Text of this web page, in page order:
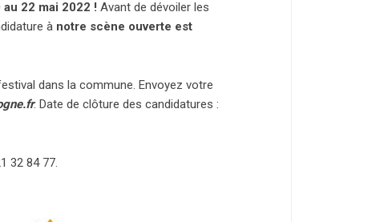
22 mai 2022 ! Avant de dévoiler les
à notre scène ouverte est
dans la commune. Envoyez votre
r. Date de clôture des candidatures :
32 84 77.